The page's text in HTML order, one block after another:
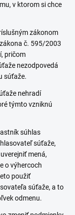
v ktorom si chce
zákonom
č. 595/2003
pričom
nezodpovedá
súťaže.
nehradí
týmto vzniknú
súhlas
súťaže,
mená,
o výhercoch
použiť
súťaže, a to
odmenu.